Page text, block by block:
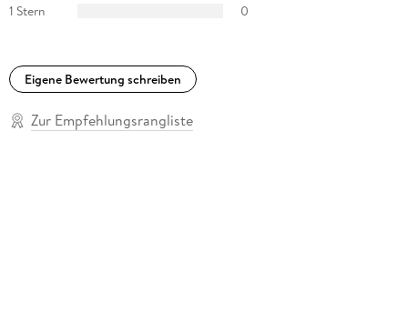
1 Stern
0
Eigene Bewertung schreiben
Zur Empfehlungsrangliste